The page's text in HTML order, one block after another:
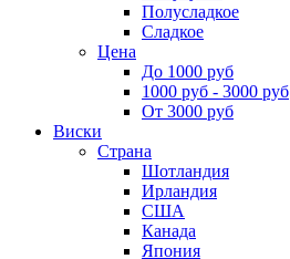
Полусладкое
Сладкое
Цена
До 1000 руб
1000 руб - 3000 руб
От 3000 руб
Виски
Страна
Шотландия
Ирландия
США
Канада
Япония